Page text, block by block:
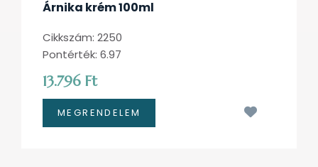
Árnika krém 100ml
Cikkszám: 2250
Pontérték: 6.97
13.796 Ft